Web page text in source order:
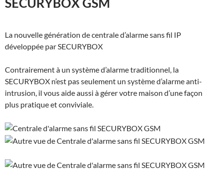
La nouvelle génération de centrale d’alarme sans fil IP
développée par SECURYBOX
Contrairement à un système d’alarme traditionnel, la
SECURYBOX n’est pas seulement un système d’alarme anti-
intrusion, il vous aide aussi à gérer votre maison d’une façon
plus pratique et conviviale.